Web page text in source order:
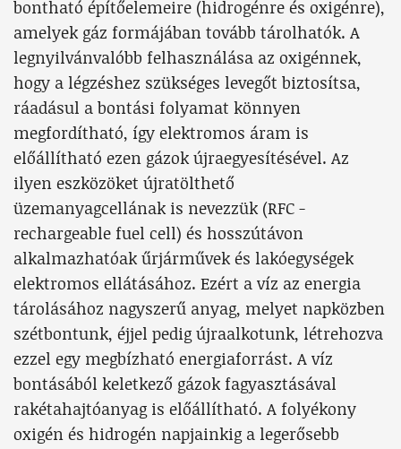
bontható építőelemeire (hidrogénre és oxigénre),
amelyek gáz formájában tovább tárolhatók. A
legnyilvánvalóbb felhasználása az oxigénnek,
hogy a légzéshez szükséges levegőt biztosítsa,
ráadásul a bontási folyamat könnyen
megfordítható, így elektromos áram is
előállítható ezen gázok újraegyesítésével. Az
ilyen eszközöket újratölthető
üzemanyagcellának is nevezzük (RFC -
rechargeable fuel cell) és hosszútávon
alkalmazhatóak űrjárművek és lakóegységek
elektromos ellátásához. Ezért a víz az energia
tárolásához nagyszerű anyag, melyet napközben
szétbontunk, éjjel pedig újraalkotunk, létrehozva
ezzel egy megbízható energiaforrást. A víz
bontásából keletkező gázok fagyasztásával
rakétahajtóanyag is előállítható. A folyékony
oxigén és hidrogén napjainkig a legerősebb